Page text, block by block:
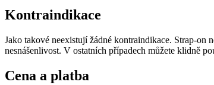
Kontraindikace
Jako takové neexistují žádné kontraindikace. Strap-on
nesnášenlivost. V ostatních případech můžete klidně
Cena a platba